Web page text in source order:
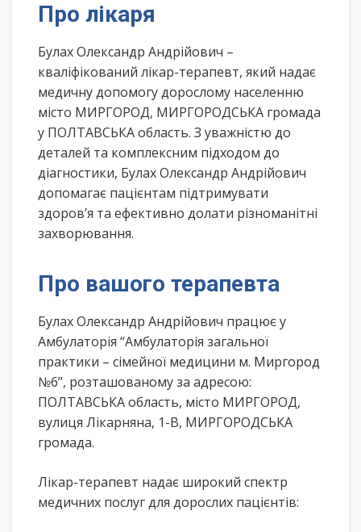
Про лікаря
Булах Олександр Андрійович –
кваліфікований лікар-терапевт, який надає
медичну допомогу дорослому населенню
місто МИРГОРОД, МИРГОРОДСЬКА громада
у ПОЛТАВСЬКА область. З уважністю до
деталей та комплексним підходом до
діагностики, Булах Олександр Андрійович
допомагає пацієнтам підтримувати
здоров’я та ефективно долати різноманітні
захворювання.
Про вашого терапевта
Булах Олександр Андрійович працює у
Амбулаторія “Амбулаторія загальної
практики – сімейної медицини м. Миргород
№6”, розташованому за адресою:
ПОЛТАВСЬКА область, місто МИРГОРОД,
вулиця Лікарняна, 1-В, МИРГОРОДСЬКА
громада.
Лікар-терапевт надає широкий спектр
медичних послуг для дорослих пацієнтів: